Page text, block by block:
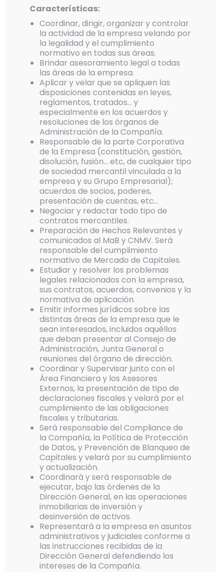
Características:
Coordinar, dirigir, organizar y controlar
la actividad de la empresa velando por
la legalidad y el cumplimiento
normativo en todas sus áreas.
Brindar asesoramiento legal a todas
las áreas de la empresa.
Aplicar y velar que se apliquen las
disposiciones contenidas en leyes,
reglamentos, tratados… y
especialmente en los acuerdos y
resoluciones de los órganos de
Administración de la Compañía.
Responsable de la parte Corporativa
de la Empresa (constitución, gestión,
disolución, fusión… etc, de cualquier tipo
de sociedad mercantil vinculada a la
empresa y su Grupo Empresarial);
acuerdos de socios, poderes,
presentación de cuentas, etc…
Negociar y redactar todo tipo de
contratos mercantiles.
Preparación de Hechos Relevantes y
comunicados al MaB y CNMV. Será
responsable del cumplimiento
normativo de Mercado de Capitales.
Estudiar y resolver los problemas
legales relacionados con la empresa,
sus contratos, acuerdos, convenios y la
normativa de aplicación.
Emitir informes jurídicos sobre las
distintas áreas de la empresa que le
sean interesados, incluidos aquéllos
que deban presentar al Consejo de
Administración, Junta General o
reuniones del órgano de dirección.
Coordinar y Supervisar junto con el
Área Financiera y los Asesores
Externos, la presentación de tipo de
declaraciones fiscales y velará por el
cumplimiento de las obligaciones
fiscales y tributarias.
Será responsable del Compliance de
la Compañía, la Política de Protección
de Datos, y Prevención de Blanqueo de
Capitales y velará por su cumplimiento
y actualización.
Coordinará y será responsable de
ejecutar, bajo las órdenes de la
Dirección General, en las operaciones
inmobiliarias de inversión y
desinversión de activos.
Representará a la empresa en asuntos
administrativos y judiciales conforme a
las instrucciones recibidas de la
Dirección General defendiendo los
intereses de la Compañía.